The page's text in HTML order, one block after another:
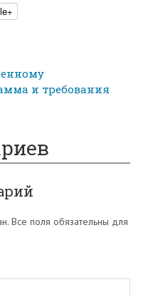
и требования
Все поля обязательны для